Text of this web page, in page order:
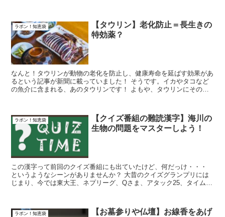
ラポン！知恵袋
【タウリン】老化防止＝長生きの
特効薬？
なんと！タウリンが動物の老化を防止し、健康寿命を延ばす効果があ
るという記事が新聞に載っていました！ そうです。イカやタコなど
の魚介に含まれる、あのタウリンです！ よもや、タウリンにそのよ
ラポン！知恵袋
【クイズ番組の難読漢字】海川の
生物の問題をマスターしよう！
この漢字って前回のクイズ番組にも出ていたけど、何だっけ・・・
というようなシーンがありませんか？ 大昔のクイズグランプリには
じまり、今では東大王、ネプリーグ、Qさま、アタック25、タイムシ
ラポン！知恵袋
【お墓参りや仏壇】お線香をあげ